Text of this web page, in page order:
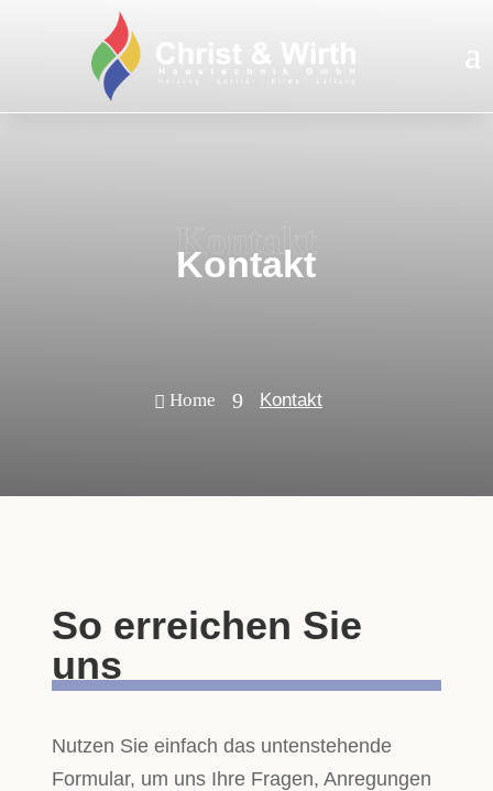
Kontakt
Kontakt
 Home 9 Kontakt
So erreichen Sie
uns
Nutzen Sie einfach das untenstehende
Formular, um uns Ihre Fragen, Anregungen